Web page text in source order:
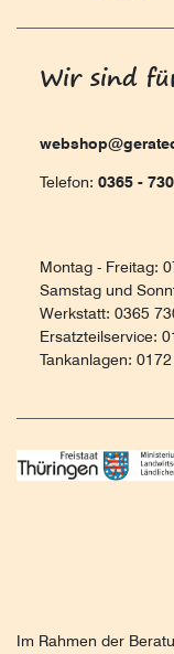
Wir sind
Telefon: 0365 -
Montag - Freitag:
Samstag und
Werkstatt: 0365
Ersatzteilservice:
Tankanlagen:
Im Rahmen der